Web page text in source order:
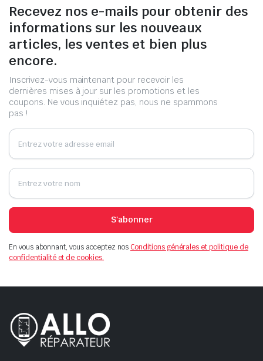
Recevez nos e-mails pour obtenir des
informations sur les nouveaux
articles, les ventes et bien plus
encore.
Inscrivez-vous maintenant pour recevoir les
dernières mises à jour sur les promotions et les
coupons. Ne vous inquiétez pas, nous ne spammons
pas !
S'abonner
En vous abonnant, vous acceptez nosConditions générales et politique de
confidentialité et de cookies.